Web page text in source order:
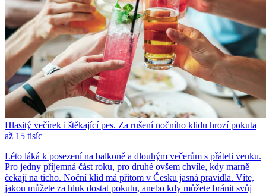
Hlasitý večírek i štěkající pes. Za rušení nočního klidu hrozí pokuta
až 15 tisíc
Léto láká k posezení na balkoně a dlouhým večerům s přáteli venku.
Pro jedny příjemná část roku, pro druhé ovšem chvíle, kdy marně
čekají na ticho. Noční klid má přitom v Česku jasná pravidla. Víte,
jakou můžete za hluk dostat pokutu, anebo kdy můžete bránit svůj